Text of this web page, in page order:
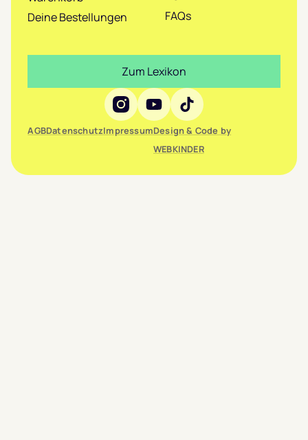
Deine Bestellungen
FAQs
Social Media
AGBDatenschutzImpressumDesign & Code by
WEBKINDER
Zum Lexikon